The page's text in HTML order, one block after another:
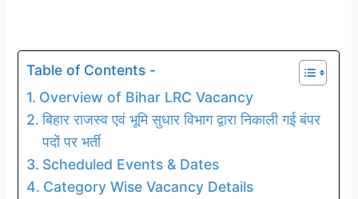
Table of Contents -
Overview of Bihar LRC Vacancy
बिहार राजस्व एवं भूमि सुधार विभाग द्वारा निकाली गई बंपर
पदों पर भर्ती
Scheduled Events & Dates
Category Wise Vacancy Details